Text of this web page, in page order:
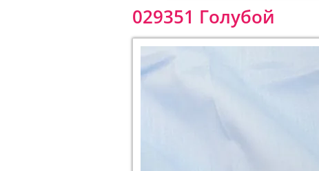
029351 Голубой